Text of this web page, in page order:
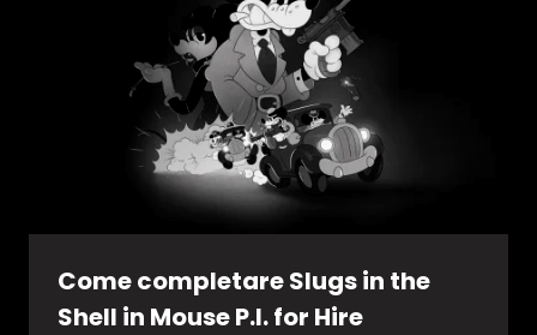
Come completare Slugs in the
Shell in Mouse P.I. for Hire